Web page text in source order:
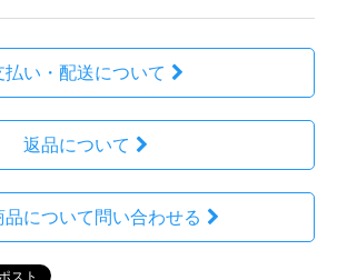
払い・配送について
返品について
品について問い合わせる